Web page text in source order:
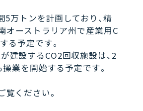
5万トンを計画しており、精
オーストラリア州で産業用C
る予定です。
建設するCO2回収施設は、2
業を開始する予定です。
覧ください。